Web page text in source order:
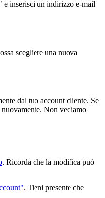
e inserisci un indirizzo e-mail
scegliere una nuova
dal tuo account cliente. Se
Non vediamo
. Ricorda che la modifica può
. Tieni presente che